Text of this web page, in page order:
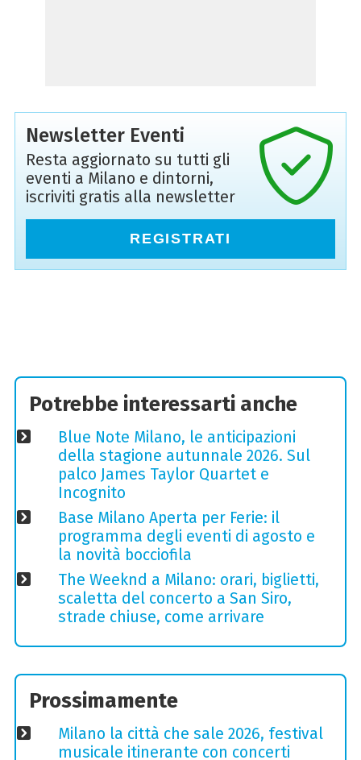
Newsletter Eventi
Resta aggiornato su tutti gli
eventi a Milano e dintorni,
iscriviti gratis alla newsletter
REGISTRATI
Potrebbe interessarti anche
Blue Note Milano, le anticipazioni
della stagione autunnale 2026. Sul
palco James Taylor Quartet e
Incognito
Base Milano Aperta per Ferie: il
programma degli eventi di agosto e
la novità bocciofila
The Weeknd a Milano: orari, biglietti,
scaletta del concerto a San Siro,
strade chiuse, come arrivare
Prossimamente
Milano la città che sale 2026, festival
musicale itinerante con concerti